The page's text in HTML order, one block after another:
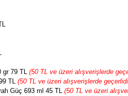
gr 79 TL (50 TL ve üzeri alışverişlerde
TL (50 TL ve üzeri alışverişlerde
Güç 693 ml 45 TL (50 TL ve üzeri